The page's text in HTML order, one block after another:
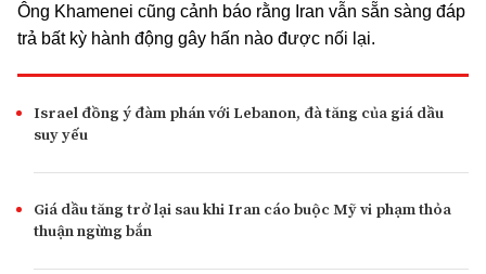
Ông Khamenei cũng cảnh báo rằng Iran vẫn sẵn sàng đáp
trả bất kỳ hành động gây hấn nào được nối lại.
Israel đồng ý đàm phán với Lebanon, đà tăng của giá dầu
suy yếu
Giá dầu tăng trở lại sau khi Iran cáo buộc Mỹ vi phạm thỏa
thuận ngừng bắn